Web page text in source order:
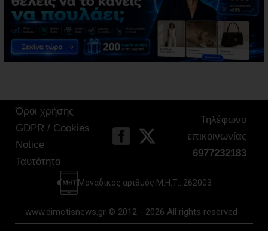
Όροι χρήσης
GDPR / Cookies
Notice
Ταυτότητα
Τηλέφωνο
επικοινωνίας
6977232183
Μοναδικός αριθμός Μ.Η.Τ.: 262003
www.dimotisnews.gr © 2012 - 2026 All rights reserved